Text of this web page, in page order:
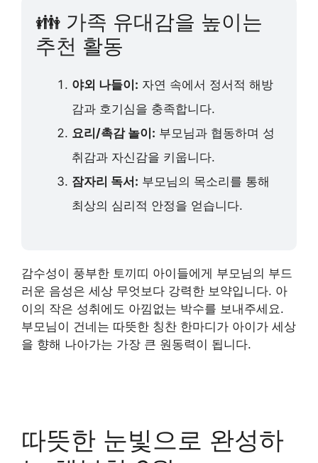
👪 가족 유대감을 높이는
추천 활동
야외 나들이: 자연 속에서 정서적 해방
감과 호기심을 충족합니다.
요리/촉감 놀이: 부모님과 협동하며 성
취감과 자신감을 키웁니다.
잠자리 독서: 부모님의 목소리를 통해
최상의 심리적 안정을 얻습니다.
감수성이 풍부한 토끼띠 아이들에게 부모님의 부드
러운 음성은 세상 무엇보다 강력한 보약입니다. 아
이의 작은 성취에도 아낌없는 박수를 보내주세요.
부모님이 건네는 따뜻한 칭찬 한마디가 아이가 세상
을 향해 나아가는 가장 큰 원동력이 됩니다.
따뜻한 눈빛으로 완성하